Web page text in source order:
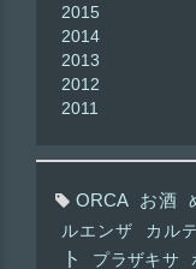
2015
2014
2013
2012
2011
ORCA お酒
ルエンザ
カルテ
ト
プラザキサ